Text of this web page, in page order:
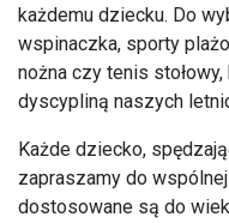
każdemu dziecku. Do
wspinaczka, sporty
nożna czy tenis
dyscypliną naszych
Każde dziecko,
zapraszamy do
dostosowane są do